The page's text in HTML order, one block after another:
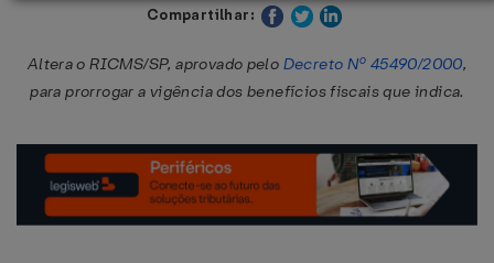
Compartilhar:
Altera o RICMS/SP, aprovado pelo Decreto Nº 45490/2000,
para prorrogar a vigência dos benefícios fiscais que indica.